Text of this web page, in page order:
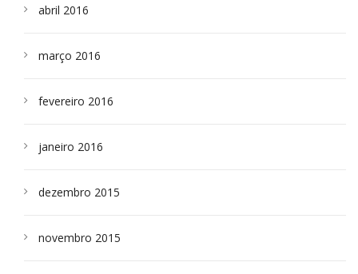
abril 2016
março 2016
fevereiro 2016
janeiro 2016
dezembro 2015
novembro 2015